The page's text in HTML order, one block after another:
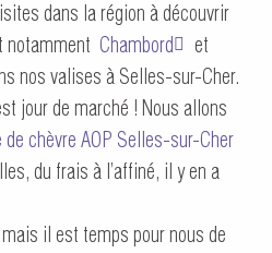
dans la région à découvrir
notamment Chambord
et
nos valises à Selles-sur-Cher.
jour de marché ! Nous allons
de chèvre AOP Selles-sur-Cher
du frais à l’affiné, il y en a
il est temps pour nous de